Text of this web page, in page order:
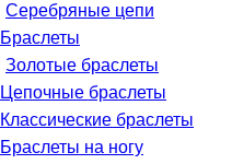
Серебряные цепи
Браслеты
Золотые браслеты
Цепочные браслеты
Классические браслеты
Браслеты на ногу